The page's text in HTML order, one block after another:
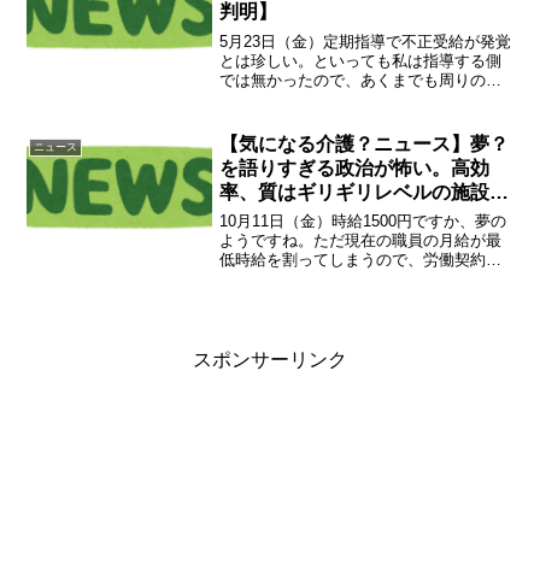
判明】
5月23日（金）定期指導で不正受給が発覚
とは珍しい。といっても私は指導する側
では無かったので、あくまでも周りの施
がないか再チェックもしていました。豆
知識〇〇慈恵会は沢山...
ニュース
【気になる介護？ニュース】夢？
を語りすぎる政治が怖い。高効
率、質はギリギリレベルの施設を
開発すべきでは？【人間が嫌いに
なってきた】
10月11日（金）時給1500円ですか、夢の
ようですね。ただ現在の職員の月給が最
低時給を割ってしまうので、労働契約を
スポンサーリンク